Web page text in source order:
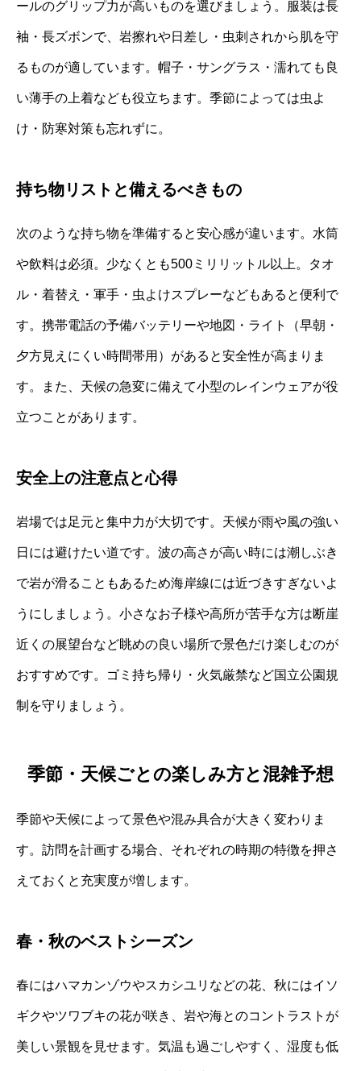
ールのグリップ力が高いものを選びましょう。服装は長
袖・長ズボンで、岩擦れや日差し・虫刺されから肌を守
るものが適しています。帽子・サングラス・濡れても良
い薄手の上着なども役立ちます。季節によっては虫よ
け・防寒対策も忘れずに。
持ち物リストと備えるべきもの
次のような持ち物を準備すると安心感が違います。水筒
や飲料は必須。少なくとも500ミリリットル以上。タオ
ル・着替え・軍手・虫よけスプレーなどもあると便利で
す。携帯電話の予備バッテリーや地図・ライト（早朝・
夕方見えにくい時間帯用）があると安全性が高まりま
す。また、天候の急変に備えて小型のレインウェアが役
立つことがあります。
安全上の注意点と心得
岩場では足元と集中力が大切です。天候が雨や風の強い
日には避けたい道です。波の高さが高い時には潮しぶき
で岩が滑ることもあるため海岸線には近づきすぎないよ
うにしましょう。小さなお子様や高所が苦手な方は断崖
近くの展望台など眺めの良い場所で景色だけ楽しむのが
おすすめです。ゴミ持ち帰り・火気厳禁など国立公園規
制を守りましょう。
季節・天候ごとの楽しみ方と混雑予想
季節や天候によって景色や混み具合が大きく変わりま
す。訪問を計画する場合、それぞれの時期の特徴を押さ
えておくと充実度が増します。
春・秋のベストシーズン
春にはハマカンゾウやスカシユリなどの花、秋にはイソ
ギクやツワブキの花が咲き、岩や海とのコントラストが
美しい景観を見せます。気温も過ごしやすく、湿度も低